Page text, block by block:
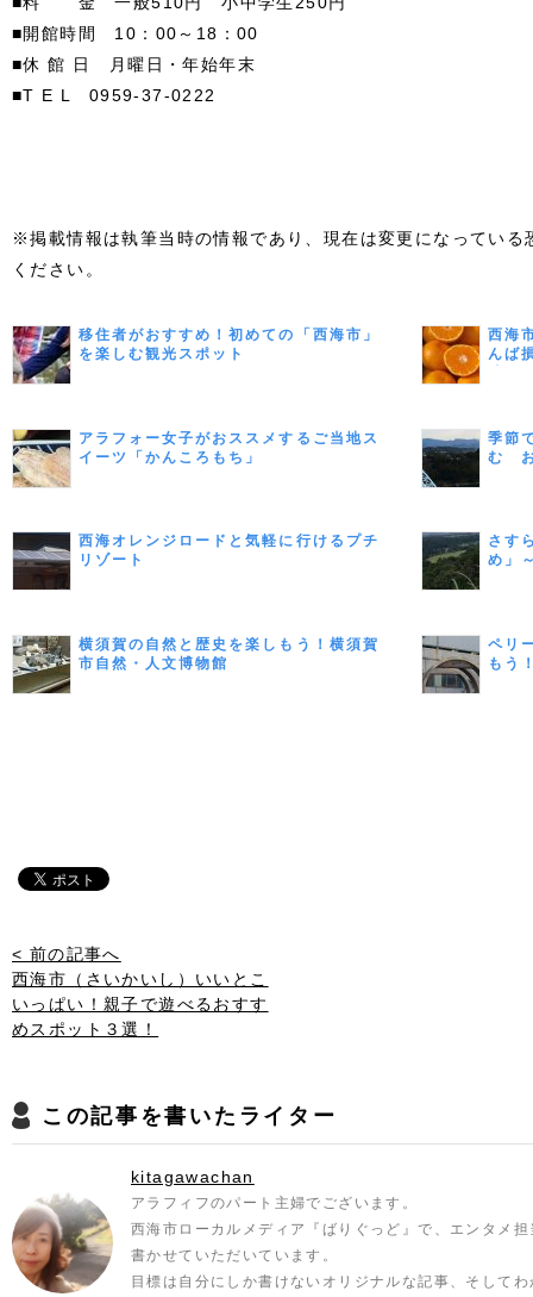
■開館時間 10：00～18：00
■休 館 日 月曜日・年始年末
■T E L 0959-37-0222
※掲載情報は執筆当時の情報であり、現在は変更になっている
ください。
移住者がおすすめ！初めての「西海市」
を楽しむ観光スポット
西海
んば
アラフォー女子がおススメするご当地ス
イーツ「かんころもち」
季節
む お
西海オレンジロードと気軽に行けるプチ
リゾート
さす
め」
横須賀の自然と歴史を楽しもう！横須賀
市自然・人文博物館
ペリ
もう
< 前の記事へ
西海市（さいかいし）いいとこ
いっぱい！親子で遊べるおすす
めスポット３選！
この記事を書いたライター
kitagawachan
アラフィフのパート主婦でございます。
西海市ローカルメディア『ばりぐっど』で、エンタメ
書かせていただいています。
目標は自分にしか書けないオリジナルな記事、そして